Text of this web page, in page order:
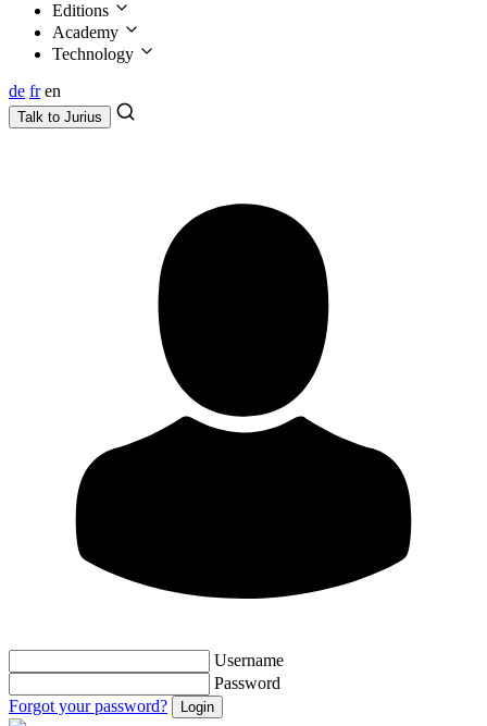
Editions
Academy
Technology
de fr en
Talk to Jurius
Username
Password
Forgot your password?